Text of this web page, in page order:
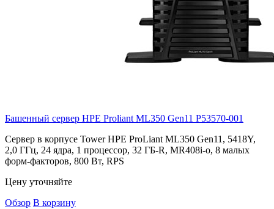
Башенный сервер HPE Proliant ML350 Gen11 P53570-001
Cервер в корпусе Tower HPE ProLiant ML350 Gen11, 5418Y,
2,0 ГГц, 24 ядра, 1 процессор, 32 ГБ-R, MR408i-o, 8 малых
форм-факторов, 800 Вт, RPS
Цену уточняйте
Обзор В корзину